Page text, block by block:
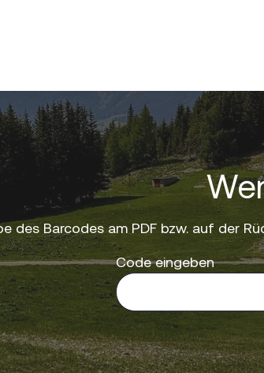
des Barcodes am PDF bzw. auf der
Code eingeben